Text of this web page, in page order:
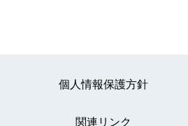
個人情報保護方針
関連リンク